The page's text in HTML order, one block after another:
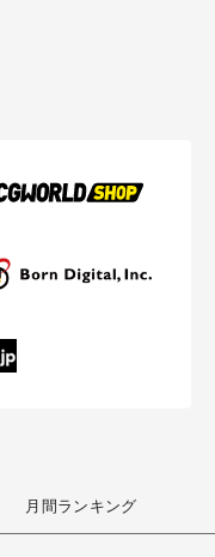
月間ランキング